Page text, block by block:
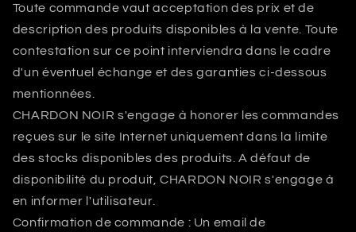
Toute commande vaut acceptation des prix et de
description des produits disponibles à la vente. Toute
contestation sur ce point interviendra dans le cadre
d'un éventuel échange et des garanties ci-dessous
mentionnées.
CHARDON NOIR s'engage à honorer les commandes
reçues sur le site Internet uniquement dans la limite
des stocks disponibles des produits. A défaut de
disponibilité du produit, CHARDON NOIR s'engage à
en informer l'utilisateur.
Confirmation de commande : Un email de